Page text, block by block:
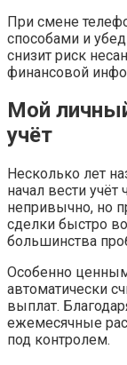
При смене
способами и
снизит риск
финансовой
Мой
учёт
Несколько лет
начал вести
непривычно, но
сделки быстро
большинства
Особенно
автоматически
выплат.
ежемесячные
под контролем.